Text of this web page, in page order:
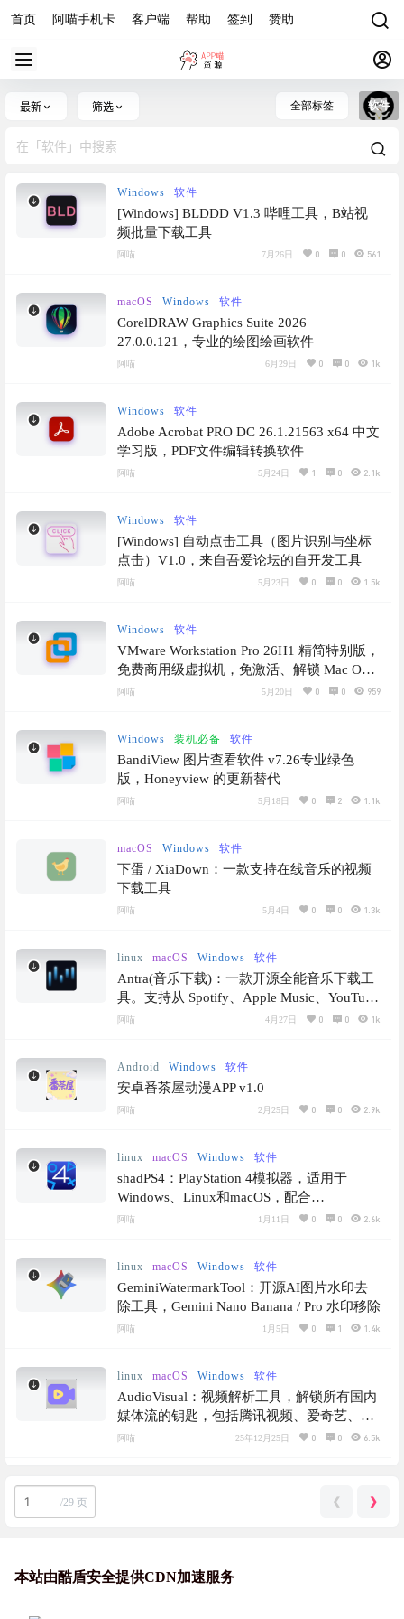
首页 阿喵手机卡 客户端 帮助 签到 赞助
最新 筛选 全部标签 软件
Windows 软件
[Windows] BLDDD V1.3 哔哩工具，B站视
频批量下载工具
阿喵 7月26日 0 0 561
macOS Windows 软件
CorelDRAW Graphics Suite 2026
27.0.0.121，专业的绘图绘画软件
阿喵 6月29日 0 0 1k
Windows 软件
Adobe Acrobat PRO DC 26.1.21563 x64 中文
学习版，PDF文件编辑转换软件
阿喵 5月24日 1 0 2.1k
Windows 软件
[Windows] 自动点击工具（图片识别与坐标
点击）V1.0，来自吾爱论坛的自开发工具
阿喵 5月23日 0 0 1.5k
Windows 软件
VMware Workstation Pro 26H1 精简特别版，
免费商用级虚拟机，免激活、解锁 Mac OS
客户机与反检测配置指南
阿喵 5月20日 0 0 959
Windows 装机必备 软件
BandiView 图片查看软件 v7.26专业绿色
版，Honeyview 的更新替代
阿喵 5月18日 0 2 1.1k
macOS Windows 软件
下蛋 / XiaDown：一款支持在线音乐的视频
下载工具
阿喵 5月4日 0 0 1.3k
linux macOS Windows 软件
Antra(音乐下载)：一款开源全能音乐下载工
具。支持从 Spotify、Apple Music、YouTube
链接中抓取无损 FLAC，自动补全元数据并
阿喵 4月27日 0 0 1k
Android Windows 软件
安卓番茶屋动漫APP v1.0
阿喵 2月25日 0 0 2.9k
linux macOS Windows 软件
shadPS4：PlayStation 4模拟器，适用于
Windows、Linux和macOS，配合
QTLauncher直接运行
阿喵 1月11日 0 0 2.6k
linux macOS Windows 软件
GeminiWatermarkTool：开源AI图片水印去
除工具，Gemini Nano Banana / Pro 水印移除
阿喵 1月5日 0 1 1.4k
linux macOS Windows 软件
AudioVisual：视频解析工具，解锁所有国内
媒体流的钥匙，包括腾讯视频、爱奇艺、优
酷、哔哩哔哩和芒果TV等
阿喵 25年12月25日 0 0 6.5k
/29 页 ❮ ❯
本站由酷盾安全提供CDN加速服务